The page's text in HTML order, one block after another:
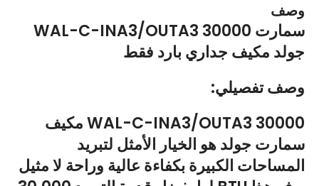
وصف
WAL-C-INA3/OUTA3 30000 سمارت
جولد مكيف جداري بارد فقط
:وصف تفصيلي
مكيف WAL-C-INA3/OUTA3 30000
سمارت جولد هو الخيار الأمثل لتبريد
المساحات الكبيرة بكفاءة عالية وراحة لا مثيل